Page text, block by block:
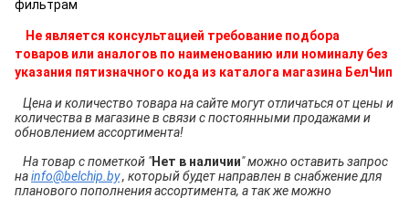
фильтрам
Не является консультацией требование подбора
товаров или аналогов по наименованию или номиналу без
указания пятизначного кода из каталога магазина БелЧип
Цена и количество товара на сайте могут отличаться от цены и
количества в магазине в связи с постоянными продажами и
обновлением ассортимента!
На товар с пометкой "Нет в наличии" можно оставить запрос
наinfo@belchip.by, который будет направлен в снабжение для
планового пополнения ассортимента, а так же можно